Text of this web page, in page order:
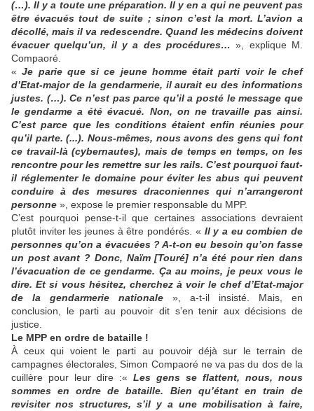
(…). Il y a toute une préparation. Il y en a qui ne peuvent pas
être évacués tout de suite ; sinon c’est la mort. L’avion a
décollé, mais il va redescendre. Quand les médecins doivent
évacuer quelqu’un, il y a des procédures… », explique M.
Compaoré.
«Je parie que si ce jeune homme était parti voir le chef
d’Etat-major de la gendarmerie, il aurait eu des informations
justes. (…). Ce n’est pas parce qu’il a posté le message que
le gendarme a été évacué. Non, on ne travaille pas ainsi.
C’est parce que les conditions étaient enfin réunies pour
qu’il parte. (...). Nous-mêmes, nous avons des gens qui font
ce travail-là (cybernautes), mais de temps en temps, on les
rencontre pour les remettre sur les rails. C’est pourquoi faut-
il réglementer le domaine pour éviter les abus qui peuvent
conduire à des mesures draconiennes qui n’arrangeront
personne », expose le premier responsable du MPP.
C’est pourquoi pense-t-il que certaines associations devraient
plutôt inviter les jeunes à être pondérés. « Il y a eu combien de
personnes qu’on a évacuées ? A-t-on eu besoin qu’on fasse
un post avant ? Donc, Naïm [Touré] n’a été pour rien dans
l’évacuation de ce gendarme. Ça au moins, je peux vous le
dire. Et si vous hésitez, cherchez à voir le chef d’Etat-major
de la gendarmerie nationale », a-t-il insisté. Mais, en
conclusion, le parti au pouvoir dit s’en tenir aux décisions de
justice.
Le MPP en ordre de bataille !
À ceux qui voient le parti au pouvoir déjà sur le terrain de
campagnes électorales, Simon Compaoré ne va pas du dos de la
cuillère pour leur dire :« Les gens se flattent, nous, nous
sommes en ordre de bataille. Bien qu’étant en train de
revisiter nos structures, s’il y a une mobilisation à faire,